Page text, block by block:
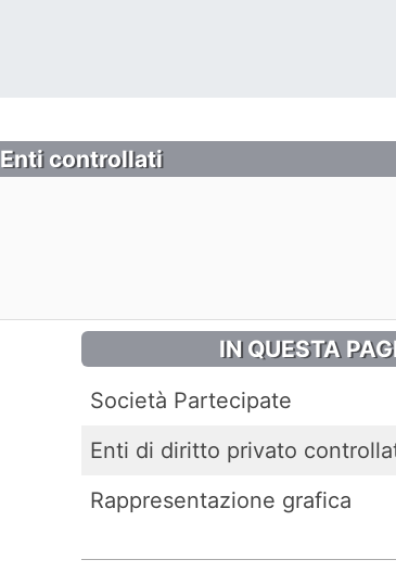
Enti controllati
IN QUESTA
Società Partecipate
Enti di diritto privato
Rappresentazione grafica